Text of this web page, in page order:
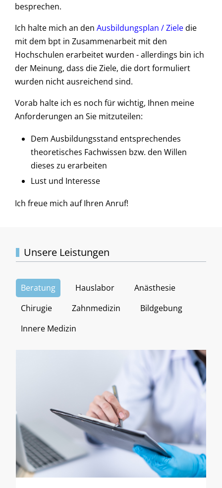
besprechen.
Ich halte mich an den Ausbildungsplan / Zieledie
mit dem bpt in Zusammenarbeit mit den
Hochschulen erarbeitet wurden - allerdings bin ich
der Meinung, dass die Ziele, die dort formuliert
wurden nicht ausreichend sind.
Vorab halte ich es noch für wichtig, Ihnen meine
Anforderungen an Sie mitzuteilen:
Dem Ausbildungsstand entsprechendes
theoretisches Fachwissen bzw. den Willen
dieses zu erarbeiten
Lust und Interesse
Ich freue mich auf Ihren Anruf!
Unsere Leistungen
Beratung Hauslabor
Anästhesie
Chirugie
Zahnmedizin
Bildgebung
Innere Medizin